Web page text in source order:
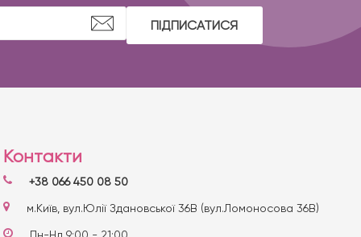
ПІДПИСАТИСЯ
Контакти
+38 066 450 08 50
м.Київ, вул.Юлії Здановської 36В (вул.Ломоносова 36В)
Пн-Нд 9:00 - 21:00